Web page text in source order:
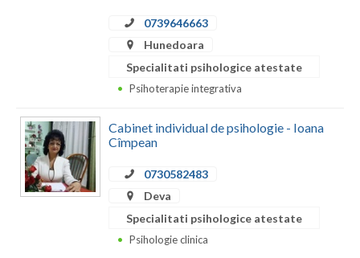
Hunedoara
Ialomita
Iasi
0739646663
Hunedoara
Specialitati psihologice atestate
Psihoterapie integrativa
Cabinet individual de psihologie - Ioana
Cîmpean
0730582483
Deva
Specialitati psihologice atestate
Psihologie clinica